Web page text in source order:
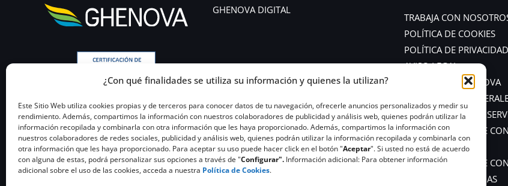
¿Con qué finalidades se utiliza su información y quienes la utilizan?
Este Sitio Web utiliza cookies propias y de terceros para conocer datos de tu navegación, ofrecerle anuncios personalizados y medir su
rendimiento. Además, compartimos la información con nuestros colaboradores de publicidad y análisis web, quienes podrán utilizar la
información recopilada y combinarla con otra información que les haya proporcionado. Además, compartimos la información con
nuestros colaboradores de redes sociales, publicidad y análisis web, quienes podrán utilizar la información recopilada y combinarla con
otra información que les haya proporcionado. Para aceptar su uso puede hacer click en el botón "Aceptar". Si usted no está de acuerdo
con alguna de estas, podrá personalizar sus opciones a través de "Configurar". Información adicional: Para obtener información
adicional sobre el uso de las cookies, acceda a nuestra Política de Cookies.
GHENOVA DIGITAL
TRABAJA CON
POLÍTICA DE COOKIES
POLÍTICA DE PRIVACIDAD
AVISO LEGAL
POLÍTICA DE GHENOVA
CONDICIONES
CONTRATACIÓN DE
CÓDIGO ÉTICO Y DE
PROVEEDORES
CÓDIGO ÉTICO Y DE
CANAL DE DENUNCIAS